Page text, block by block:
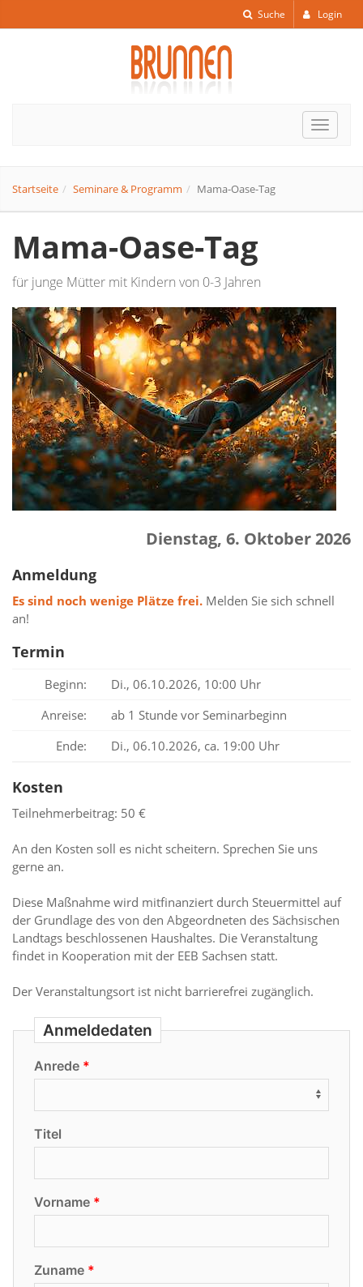
Suche Login
Toggle
Startseite Seminare & Programm Mama-Oase-Tag
Mama-Oase-Tag
für junge Mütter mit Kindern von 0-3 Jahren
Dienstag, 6. Oktober 2026
Anmeldung
Es sind noch wenige Plätze frei. Melden Sie sich schnell
an!
Termin
Beginn:
Di., 06.10.2026, 10:00 Uhr
Anreise:
ab 1 Stunde vor Seminarbeginn
Ende:
Di., 06.10.2026, ca. 19:00 Uhr
Kosten
Teilnehmerbeitrag: 50 €
An den Kosten soll es nicht scheitern. Sprechen Sie uns
gerne an.
Diese Maßnahme wird mitfinanziert durch Steuermittel auf
der Grundlage des von den Abgeordneten des Sächsischen
Landtags beschlossenen Haushaltes. Die Veranstaltung
findet in Kooperation mit der EEB Sachsen statt.
Der Veranstaltungsort ist nicht barrierefrei zugänglich.
Anmeldedaten
Anrede
Titel
Vorname
Zuname